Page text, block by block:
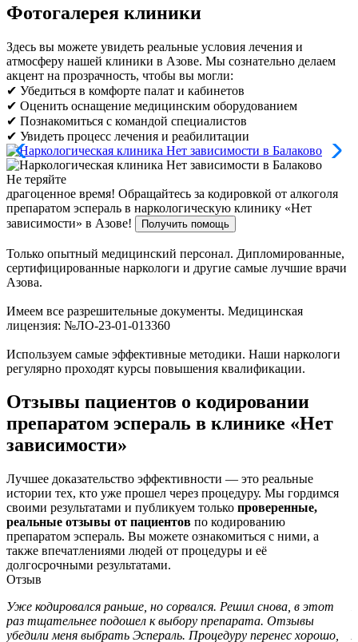
Фотогалерея клиники
Здесь вы можете увидеть реальные условия лечения и
атмосферу нашей клиники в Азове. Мы сознательно делаем
акцент на прозрачность, чтобы вы могли:
✔ Убедиться в комфорте палат и кабинетов
✔ Оценить оснащение медицинским оборудованием
✔ Познакомиться с командой специалистов
✔ Увидеть процесс лечения и реабилитации
Не теряйте
драгоценное время! Обращайтесь за кодировкой от алкоголя
препаратом эспераль в наркологическую клинику «Нет
зависимости» в Азове!
Получить помощь
Только опытный медицинский персонал. Дипломированные,
сертифицированные наркологи и другие самые лучшие врачи
Азова.
Имеем все разрешительные документы. Медицинская
лицензия: №ЛО-23-01-013360
Используем самые эффективные методики. Наши наркологи
регулярно проходят курсы повышения квалификации.
Отзывы пациентов о кодировании
препаратом эспераль в клинике «Нет
зависимости»
Лучшее доказательство эффективности — это реальные
истории тех, кто уже прошел через процедуру. Мы гордимся
своими результатами и публикуем только проверенные,
реальные отзывы от пациентов по кодированию
препаратом эспераль. Вы можете ознакомиться с ними, а
также впечатлениями людей от процедуры и её
долгосрочными результатами.
Отзыв
Уже кодировался раньше, но сорвался. Решил снова, в этот
раз тщательнее подошел к выбору препарата. Отзывы
убедили меня выбрать Эспераль. Процедуру перенес хорошо,